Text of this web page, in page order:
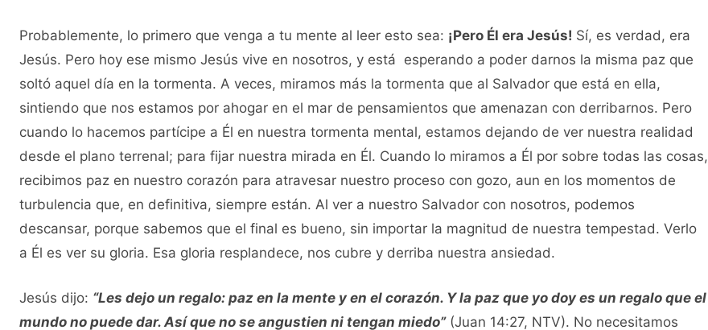
Probablemente, lo primero que venga a tu mente al leer esto sea: ¡Pero Él era Jesús! Sí, es verdad, era
Jesús. Pero hoy ese mismo Jesús vive en nosotros, y está esperando a poder darnos la misma paz que
soltó aquel día en la tormenta. A veces, miramos más la tormenta que al Salvador que está en ella,
sintiendo que nos estamos por ahogar en el mar de pensamientos que amenazan con derribarnos. Pero
cuando lo hacemos partícipe a Él en nuestra tormenta mental, estamos dejando de ver nuestra realidad
desde el plano terrenal; para fijar nuestra mirada en Él. Cuando lo miramos a Él por sobre todas las cosas,
recibimos paz en nuestro corazón para atravesar nuestro proceso con gozo, aun en los momentos de
turbulencia que, en definitiva, siempre están. Al ver a nuestro Salvador con nosotros, podemos
descansar, porque sabemos que el final es bueno, sin importar la magnitud de nuestra tempestad. Verlo
a Él es ver su gloria. Esa gloria resplandece, nos cubre y derriba nuestra ansiedad.
Jesús dijo: “Les dejo un regalo: paz en la mente y en el corazón. Y la paz que yo doy es un regalo que el
mundo no puede dar. Así que no se angustien ni tengan miedo”(Juan 14:27, NTV). No necesitamos